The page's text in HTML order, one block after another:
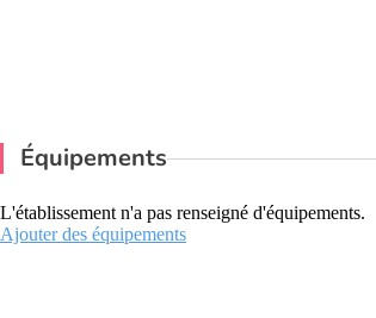
Équipements
L'établissement n'a pas renseigné d'équipements.
Ajouter des équipements